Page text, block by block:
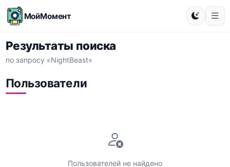
МойМомент
Результаты поиска
по запросу «NightBeast»
Пользователи
Пользователей не найдено